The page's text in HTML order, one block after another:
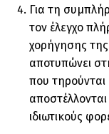
Για τη
τον έλεγχο
χορήγησης
αποτυπώνει
που τηρούνται
ιδιωτικούς